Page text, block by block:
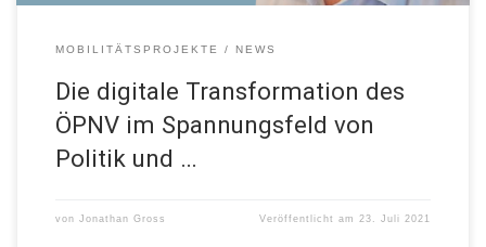
MOBILITÄTSPROJEKTE NEWS
Die digitale Transformation des
ÖPNV im Spannungsfeld von
Politik und …
von Jonathan Gross Veröffentlicht am23. Juli 2021